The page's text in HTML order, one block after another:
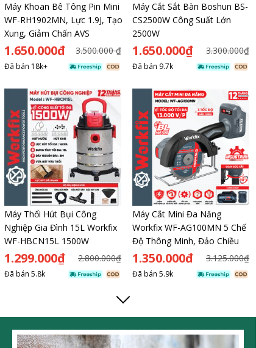
Máy Khoan Bê Tông Pin Mini
WF-RH1902MN, Lực 1.9J, Tạo
Xung, Giảm Chấn AVS
1.650.000đ 3.500.000 ₫
Đã bán 18k+
Máy Cắt Sắt Bàn Boshun BS-
CS2500W Công Suất Lớn
2500W
1.650.000₫ 3.300.000₫
Đã bán 9.7k
Máy Thổi Hút Bụi Công
Nghiệp Gia Đình 15L Workfix
WF-HBCN15L 1500W
1.299.000₫ 2.800.000₫
Đã bán 5.8k
Máy Cắt Mini Đa Năng
Workfix WF-AG100MN 5 Chế
Độ Thông Minh, Đảo Chiều
1.350.000đ 3.125.000₫
Đã bán 5.9k